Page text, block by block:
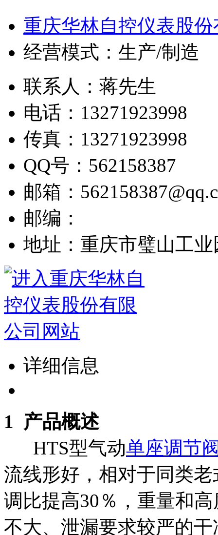
重庆华林自控仪表股
经营模式：生产/制造
联系人：蒋先生
电话：13271923998
传真：13271923998
QQ号：562158387
邮箱：
邮编：
地址：重庆市璧山工
详细信息
1 产品概述
HTS型气动单座调节
流线形好，相对于同类老
调比提高30％，重量和
不大、泄漏要求较严的